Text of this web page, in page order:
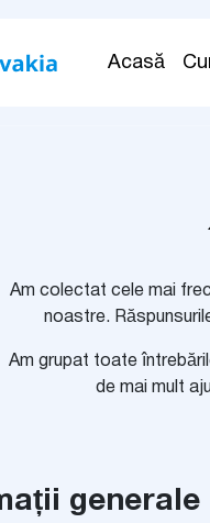
Acasă
Am colectat cele mai
noastre.
Am grupat toate
de mai mult
generale